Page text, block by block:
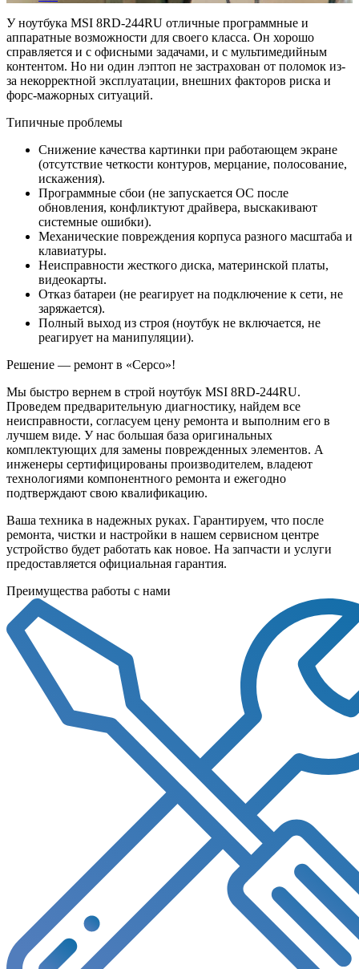
У ноутбука MSI 8RD-244RU отличные программные и
аппаратные возможности для своего класса. Он хорошо
справляется и с офисными задачами, и с мультимедийным
контентом. Но ни один лэптоп не застрахован от поломок из-
за некорректной эксплуатации, внешних факторов риска и
форс-мажорных ситуаций.
Типичные проблемы
Снижение качества картинки при работающем экране
(отсутствие четкости контуров, мерцание, полосование,
искажения).
Программные сбои (не запускается ОС после
обновления, конфликтуют драйвера, выскакивают
системные ошибки).
Механические повреждения корпуса разного масштаба и
клавиатуры.
Неисправности жесткого диска, материнской платы,
видеокарты.
Отказ батареи (не реагирует на подключение к сети, не
заряжается).
Полный выход из строя (ноутбук не включается, не
реагирует на манипуляции).
Решение — ремонт в «Серсо»!
Мы быстро вернем в строй ноутбук MSI 8RD-244RU.
Проведем предварительную диагностику, найдем все
неисправности, согласуем цену ремонта и выполним его в
лучшем виде. У нас большая база оригинальных
комплектующих для замены поврежденных элементов. А
инженеры сертифицированы производителем, владеют
технологиями компонентного ремонта и ежегодно
подтверждают свою квалификацию.
Ваша техника в надежных руках. Гарантируем, что после
ремонта, чистки и настройки в нашем сервисном центре
устройство будет работать как новое. На запчасти и услуги
предоставляется официальная гарантия.
Преимущества работы с нами